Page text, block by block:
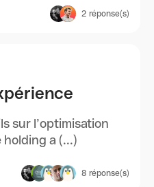
2 réponse(s)
sur l’optimisation
holding a (...)
8 réponse(s)